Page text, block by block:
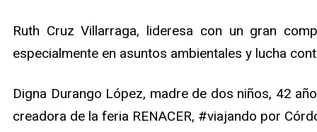
Ruth Cruz Villarraga, lideresa con un gran
especialmente en asuntos ambientales y lucha
Digna Durango López, madre de dos niños, 42
creadora de la feria RENACER, #viajando por